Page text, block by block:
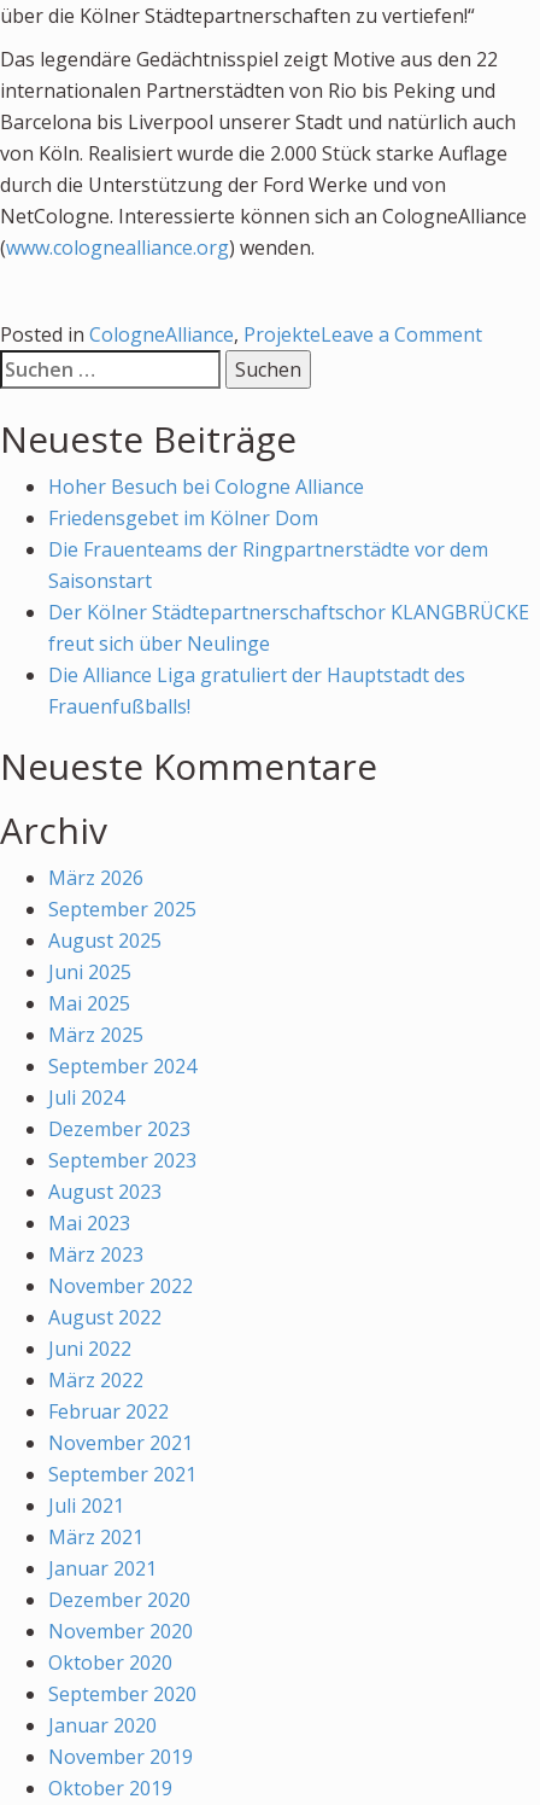
über die Kölner Städtepartnerschaften zu vertiefen!“
Das legendäre Gedächtnisspiel zeigt Motive aus den 22
internationalen Partnerstädten von Rio bis Peking und
Barcelona bis Liverpool unserer Stadt und natürlich auch
von Köln. Realisiert wurde die 2.000 Stück starke Auflage
durch die Unterstützung der Ford Werke und von
NetCologne. Interessierte können sich an CologneAlliance
(www.colognealliance.org) wenden.
Posted in CologneAlliance, ProjekteLeave a Commenton
Suchen
nach:
Neueste Beiträge
Hoher Besuch bei Cologne Alliance
Friedensgebet im Kölner Dom
Die Frauenteams der Ringpartnerstädte vor dem
Saisonstart
Der Kölner Städtepartnerschaftschor KLANGBRÜCKE
freut sich über Neulinge
Die Alliance Liga gratuliert der Hauptstadt des
Frauenfußballs!
Neueste Kommentare
Archiv
März 2026
September 2025
August 2025
Juni 2025
Mai 2025
März 2025
September 2024
Juli 2024
Dezember 2023
September 2023
August 2023
Mai 2023
März 2023
November 2022
August 2022
Juni 2022
März 2022
Februar 2022
November 2021
September 2021
Juli 2021
März 2021
Januar 2021
Dezember 2020
November 2020
Oktober 2020
September 2020
Januar 2020
November 2019
Oktober 2019